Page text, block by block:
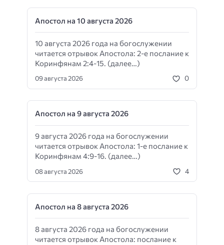
Апостол на 10 августа 2026
10 августа 2026 года на богослужении
читается отрывок Апостола: 2-е послание к
Коринфянам 2:4-15. (далее…)
09 августа 2026 0
Апостол на 9 августа 2026
9 августа 2026 года на богослужении
читается отрывок Апостола: 1-е послание к
Коринфянам 4:9-16. (далее…)
08 августа 2026 4
Апостол на 8 августа 2026
8 августа 2026 года на богослужении
читается отрывок Апостола: послание к